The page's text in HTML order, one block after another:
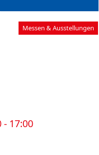
Messen & Ausstellungen
- 17:00